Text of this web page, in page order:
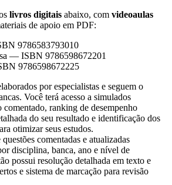
livros digitais abaixo, com videoaulas
de apoio em PDF:
9786583793010
— ISBN 9786598672201
9786598672225
por especialistas e seguem o
Você terá acesso a simulados
ranking de desempenho
do seu resultado e identificação dos
otimizar seus estudos.
comentadas e atualizadas
disciplina, banca, ano e nível de
possui resolução detalhada em texto e
e sistema de marcação para revisão